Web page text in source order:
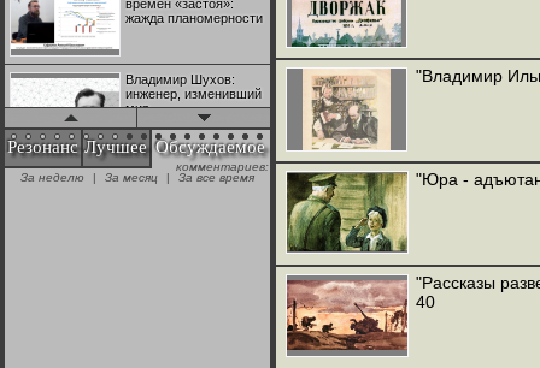
времен «застоя»:
жажда планомерности
Владимир Шухов:
инженер, изменивший
мир
"Аркадий Коц" на
эгалите-фесте "Не
Резонанс Лучшее Обсуждаемое
комментариев:
За неделю
| За месяц | За все время
"Владимир
"Юра -
"Рассказы
40